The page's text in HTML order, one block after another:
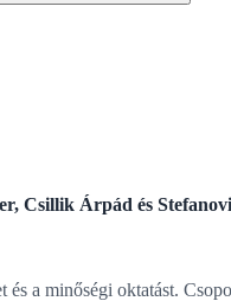
Csillik Árpád és
a minőségi oktatást.